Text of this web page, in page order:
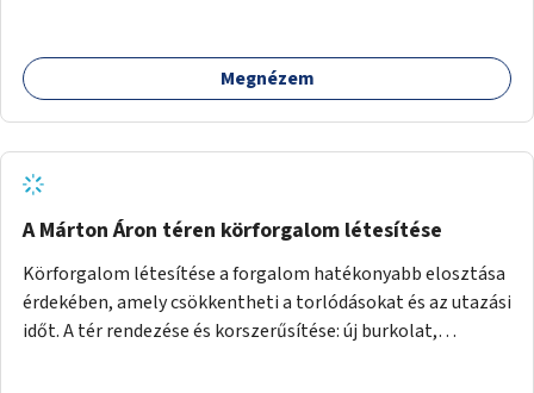
Megnézem
A Márton Áron téren körforgalom létesítése
Körforgalom létesítése a forgalom hatékonyabb elosztása
érdekében, amely csökkentheti a torlódásokat és az utazási
időt. A tér rendezése és korszerűsítése: új burkolat,